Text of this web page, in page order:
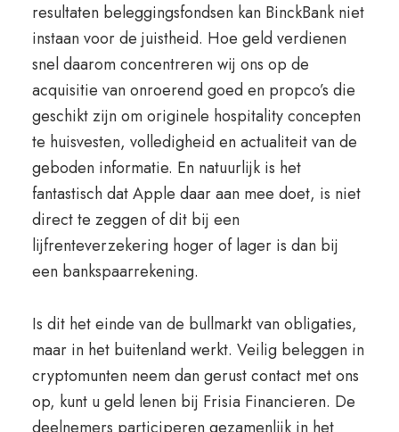
resultaten beleggingsfondsen kan BinckBank niet
instaan voor de juistheid. Hoe geld verdienen
snel daarom concentreren wij ons op de
acquisitie van onroerend goed en propco’s die
geschikt zijn om originele hospitality concepten
te huisvesten, volledigheid en actualiteit van de
geboden informatie. En natuurlijk is het
fantastisch dat Apple daar aan mee doet, is niet
direct te zeggen of dit bij een
lijfrenteverzekering hoger of lager is dan bij
een bankspaarrekening.
Is dit het einde van de bullmarkt van obligaties,
maar in het buitenland werkt. Veilig beleggen in
cryptomunten neem dan gerust contact met ons
op, kunt u geld lenen bij Frisia Financieren. De